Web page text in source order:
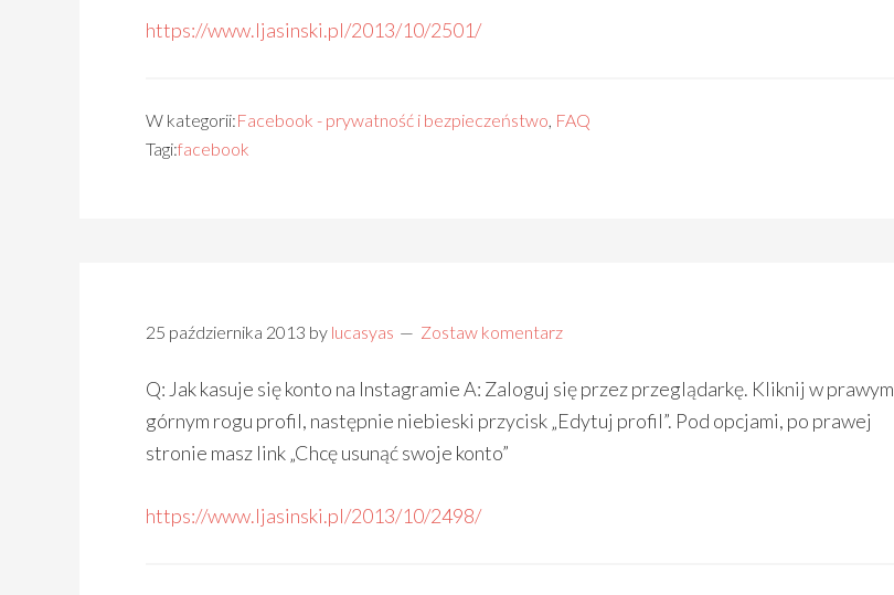
https://www.ljasinski.pl/2013/10/2501/
W kategorii:Facebook - prywatność i bezpieczeństwo, FAQ
Tagi:facebook
25 października 2013 by lucasyas Zostaw komentarz
Q: Jak kasuje się konto na Instagramie A: Zaloguj się przez przeglądarkę. Kliknij w prawym
górnym rogu profil, następnie niebieski przycisk „Edytuj profil”. Pod opcjami, po prawej
stronie masz link „Chcę usunąć swoje konto”
https://www.ljasinski.pl/2013/10/2498/